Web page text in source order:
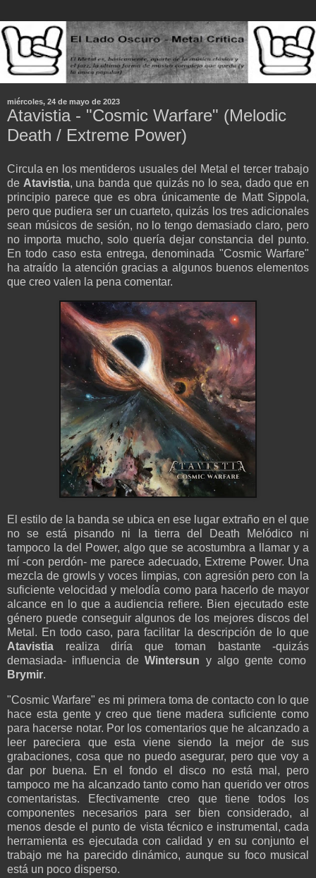
miércoles, 24 de mayo de 2023
Atavistia - "Cosmic Warfare" (Melodic
Death / Extreme Power)
Circula en los mentideros usuales del Metal el tercer trabajo
de Atavistia, una banda que quizás no lo sea, dado que en
principio parece que es obra únicamente de Matt Sippola,
pero que pudiera ser un cuarteto, quizás los tres adicionales
sean músicos de sesión, no lo tengo demasiado claro, pero
no importa mucho, solo quería dejar constancia del punto.
En todo caso esta entrega, denominada "Cosmic Warfare"
ha atraído la atención gracias a algunos buenos elementos
que creo valen la pena comentar.
El estilo de la banda se ubica en ese lugar extraño en el que
no se está pisando ni la tierra del Death Melódico ni
tampoco la del Power, algo que se acostumbra a llamar y a
mí -con perdón- me parece adecuado, Extreme Power. Una
mezcla de growls y voces limpias, con agresión pero con la
suficiente velocidad y melodía como para hacerlo de mayor
alcance en lo que a audiencia refiere. Bien ejecutado este
género puede conseguir algunos de los mejores discos del
Metal. En todo caso, para facilitar la descripción de lo que
Atavistia realiza diría que toman bastante -quizás
demasiada- influencia deWintersun y algo gente como
Brymir.
"Cosmic Warfare" es mi primera toma de contacto con lo que
hace esta gente y creo que tiene madera suficiente como
para hacerse notar. Por los comentarios que he alcanzado a
leer pareciera que esta viene siendo la mejor de sus
grabaciones, cosa que no puedo asegurar, pero que voy a
dar por buena. En el fondo el disco no está mal, pero
tampoco me ha alcanzado tanto como han querido ver otros
comentaristas. Efectivamente creo que tiene todos los
componentes necesarios para ser bien considerado, al
menos desde el punto de vista técnico e instrumental, cada
herramienta es ejecutada con calidad y en su conjunto el
trabajo me ha parecido dinámico, aunque su foco musical
está un poco disperso.